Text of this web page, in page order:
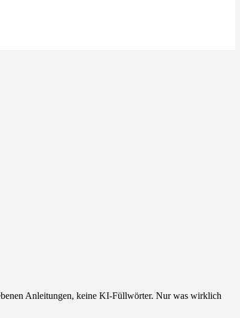
Anleitungen, keine KI-Füllwörter. Nur was wirklich